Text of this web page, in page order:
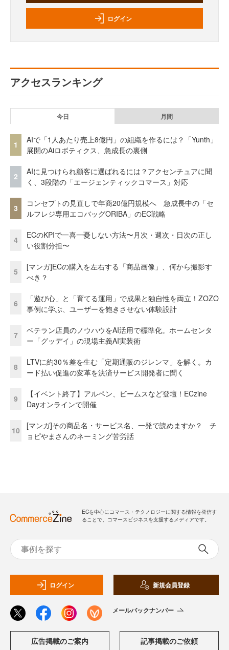
ログイン
アクセスランキング
今日 月間
1
AIで「1人あたり売上8億円」の組織を作るには？「Yunth」
展開のAiロボティクス、急成長の裏側
2
AIに見つけられ顧客に選ばれるには？アクセンチュアに聞
く、3段階の「エージェンティックコマース」対応
3
コンセプトの見直しで年商20億円規模へ 急成長中の「セ
ルフレジ専用エコバッグORIBA」のEC戦略
4
ECのKPIで一喜一憂しない方法〜月次・週次・日次の正し
い役割分担〜
5
[マンガ]ECの購入を左右する「商品画像」、何から撮影す
べき？
6
「遊び心」と「育てる運用」で成果と独自性を両立！ZOZO
事例に学ぶ、ユーザーを飽きさせない体験設計
7
ベテラン店員のノウハウをAI活用で標準化。ホームセンタ
ー「グッデイ」の現場主義AI実装術
8
LTVに約30％差を生む「定期通販のジレンマ」を解く。カ
ード払い促進の変革を決済サービス開発者に聞く
9
【イベント終了】アルペン、ビームスなど登壇！ECzine
Dayオンラインで開催
10
[マンガ]その商品名・サービス名、一発で読めますか？ チ
ョピやまさんのネーミング苦労話
ECを中心にコマース・テクノロジーに関する情報を発信す
ることで、コマースビジネスを支援するメディアです。
ログイン 新規会員登録
メールバックナンバー
広告掲載のご案内 記事掲載のご依頼